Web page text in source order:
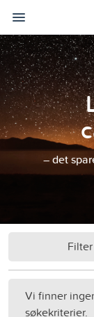
– det
Filter
Vi finner
søkekriterier.